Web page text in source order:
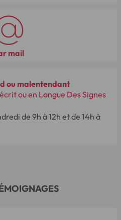
mail
ou malentendant
ou en Langue Des Signes
de 9h à 12h et de 14h à